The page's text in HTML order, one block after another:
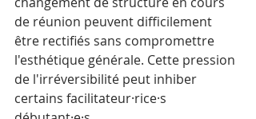
de réunion peuvent difficilement
être rectifiés sans compromettre
l'esthétique générale. Cette pression
de l'irréversibilité peut inhiber
certains facilitateur·rice·s